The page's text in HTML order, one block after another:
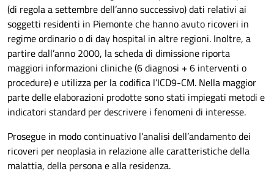
(di regola a settembre dell’anno successivo) dati relativi ai
soggetti residenti in Piemonte che hanno avuto ricoveri in
regime ordinario o di day hospital in altre regioni. Inoltre, a
partire dall’anno 2000, la scheda di dimissione riporta
maggiori informazioni cliniche (6 diagnosi + 6 interventi o
procedure) e utilizza per la codifica l’ICD9-CM. Nella maggior
parte delle elaborazioni prodotte sono stati impiegati metodi e
indicatori standard per descrivere i fenomeni di interesse.
Prosegue in modo continuativo l’analisi dell’andamento dei
ricoveri per neoplasia in relazione alle caratteristiche della
malattia, della persona e alla residenza.